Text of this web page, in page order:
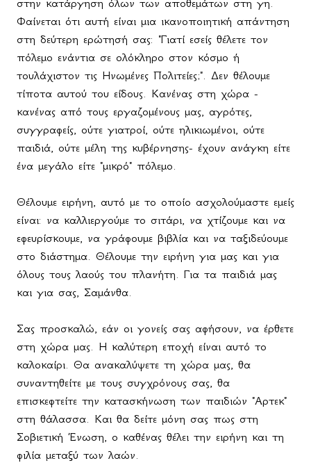
Φαίνεται ότι αυτή είναι μια ικανοποιητική απάντηση
στη δεύτερη ερώτησή σας: "Γιατί εσείς θέλετε τον
πόλεμο ενάντια σε ολόκληρο στον κόσμο ή
τουλάχιστον τις Ηνωμένες Πολιτείες;". Δεν θέλουμε
τίποτα αυτού του είδους. Κανένας στη χώρα -
κανένας από τους εργαζομένους μας, αγρότες,
συγγραφείς, ούτε γιατροί, ούτε ηλικιωμένοι, ούτε
παιδιά, ούτε μέλη της κυβέρνησης- έχουν ανάγκη είτε
ένα μεγάλο είτε "μικρό" πόλεμο.
Θέλουμε ειρήνη, αυτό με το οποίο ασχολούμαστε εμείς
είναι: να καλλιεργούμε το σιτάρι, να χτίζουμε και να
εφευρίσκουμε, να γράφουμε βιβλία και να ταξιδεύουμε
στο διάστημα. Θέλουμε την ειρήνη για μας και για
όλους τους λαούς του πλανήτη. Για τα παιδιά μας
και για σας, Σαμάνθα.
Σας προσκαλώ, εάν οι γονείς σας αφήσουν, να έρθετε
στη χώρα μας. Η καλύτερη εποχή είναι αυτό το
καλοκαίρι. Θα ανακαλύψετε τη χώρα μας, θα
συναντηθείτε με τους συγχρόνους σας, θα
επισκεφτείτε την κατασκήνωση των παιδιών "Αρτεκ"
στη θάλασσα. Και θα δείτε μόνη σας πως στη
Σοβιετική Ένωση, ο καθένας θέλει την ειρήνη και τη
φιλία μεταξύ των λαών.